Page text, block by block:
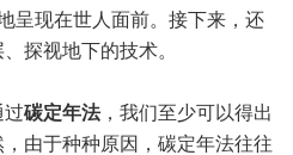
呈现在世人面前。接下来，还
探视地下的技术。
过碳定年法，我们至少可以得出
由于种种原因，碳定年法往往